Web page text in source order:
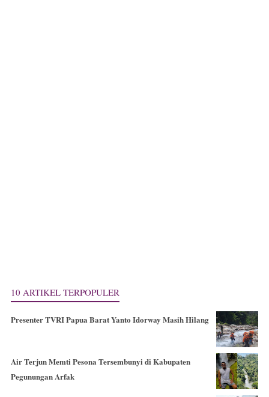
10 ARTIKEL TERPOPULER
Presenter TVRI Papua Barat Yanto Idorway Masih Hilang
Air Terjun Memti Pesona Tersembunyi di Kabupaten
Pegunungan Arfak